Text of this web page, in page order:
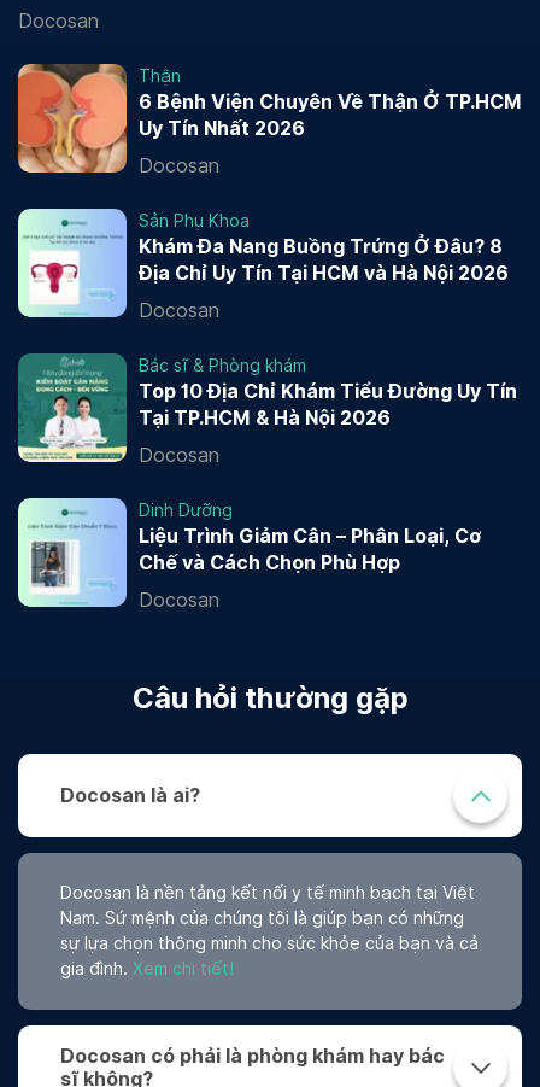
Docosan
Thận
6 Bệnh Viện Chuyên Về Thận Ở TP.HCM
Uy Tín Nhất 2026
Docosan
Sản Phụ Khoa
Khám Đa Nang Buồng Trứng Ở Đâu? 8
Địa Chỉ Uy Tín Tại HCM và Hà Nội 2026
Docosan
Bác sĩ & Phòng khám
Top 10 Địa Chỉ Khám Tiểu Đường Uy Tín
Tại TP.HCM & Hà Nội 2026
Docosan
Dinh Dưỡng
Liệu Trình Giảm Cân – Phân Loại, Cơ
Chế và Cách Chọn Phù Hợp
Docosan
Câu hỏi thường gặp
Docosan là ai?
Docosan là nền tảng kết nối y tế minh bạch tại Việt
Nam. Sứ mệnh của chúng tôi là giúp bạn có những
sự lựa chọn thông minh cho sức khỏe của bạn và cả
gia đình. Xem chi tiết!
Docosan có phải là phòng khám hay bác
sĩ không?